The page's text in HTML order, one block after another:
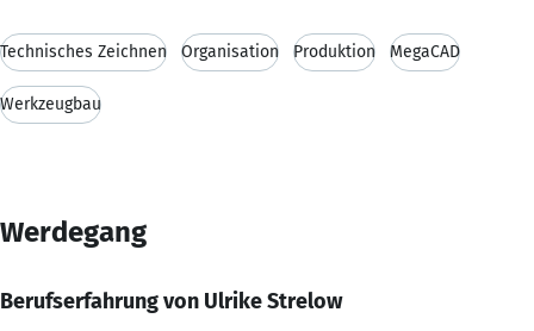
Technisches Zeichnen Organisation Produktion MegaCAD
Werkzeugbau
Werdegang
Berufserfahrung von Ulrike Strelow